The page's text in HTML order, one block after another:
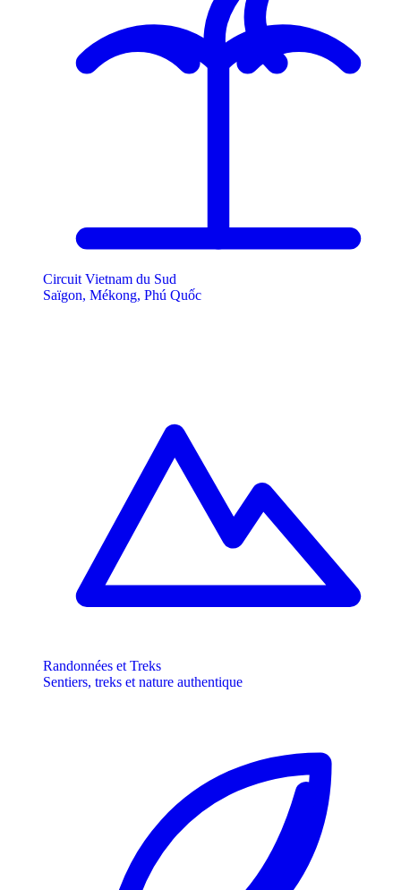
Circuit Vietnam du Sud
Saïgon, Mékong, Phú Quốc
Randonnées et Treks
Sentiers, treks et nature authentique